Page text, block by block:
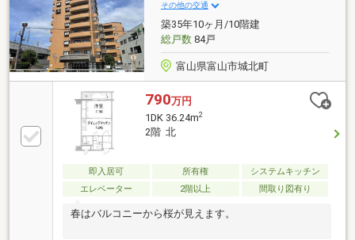
その他の交通
築35年10ヶ月/10階建
総戸数84戸
富山県富山市城北町
790万円
1DK 36.24m2
2階 北
即入居可 所有権
システムキッチン
エレベーター
2階以上 間取り図有り
春はバルコニーから桜が見えます。